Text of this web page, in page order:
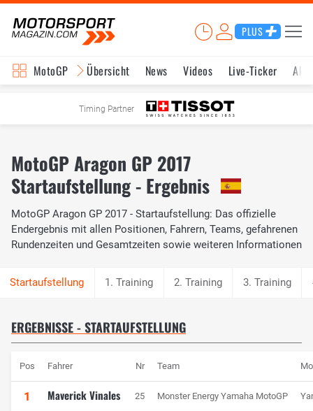
PLUS
MotoGP Übersicht News Videos Live-Ticker
Timing Partner
MotoGP Aragon GP 2017
Startaufstellung - Ergebnis
MotoGP Aragon GP 2017 - Startaufstellung: Das offizielle
Endergebnis mit allen Positionen, Fahrern, Teams, gefahrenen
Rundenzeiten und Gesamtzeiten sowie weiteren Informationen
1. Training 2. Training 3. Training
ERGEBNISSE - STARTAUFSTELLUNG
Pos Fahrer Nr Team
1 Maverick Vinales 25 Monster Energy Yamaha MotoGP